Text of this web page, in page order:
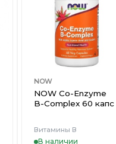
Добавить
в
Вишлист
NOW
NOW Co-Enzyme
B-Complex 60 капс
Витамины В
В наличии